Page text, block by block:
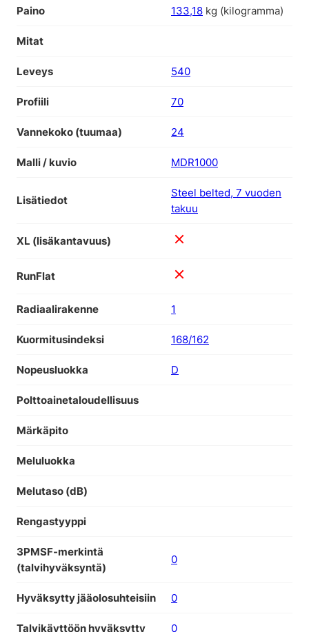
Paino 133,18 kg (kilogramma)
Mitat
Leveys 540
Profiili 70
Vannekoko (tuumaa) 24
Malli / kuvio MDR1000
Lisätiedot
Steel belted, 7 vuoden
takuu
XL (lisäkantavuus)
RunFlat
Radiaalirakenne 1
Kuormitusindeksi 168/162
Nopeusluokka D
Polttoainetaloudellisuus
Märkäpito
Meluluokka
Melutaso (dB)
Rengastyyppi
3PMSF-merkintä
(talvihyväksyntä)
0
Hyväksytty jääolosuhteisiin 0
Talvikäyttöön hyväksytty 0